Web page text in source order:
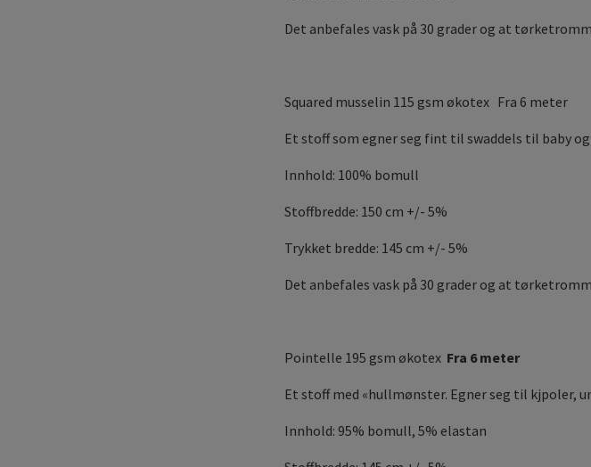
Det anbefales vask på 30 grader og at
Squared musselin 115 gsm økotex Fra 6 meter
Et stoff som egner seg fint til swaddels til baby
Innhold: 100% bomull
Stoffbredde: 150 cm +/- 5%
Trykket bredde: 145 cm +/- 5%
Det anbefales vask på 30 grader og at
Pointelle 195 gsm økotex Fra 6 meter
Et stoff med «hullmønster. Egner seg til kjpoler,
Innhold: 95% bomull, 5% elastan